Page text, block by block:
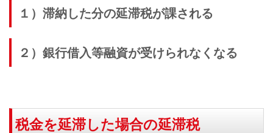
１）滞納した分の延滞税が課される
２）銀行借入等融資が受けられなくなる
税金を延滞した場合の延滞税